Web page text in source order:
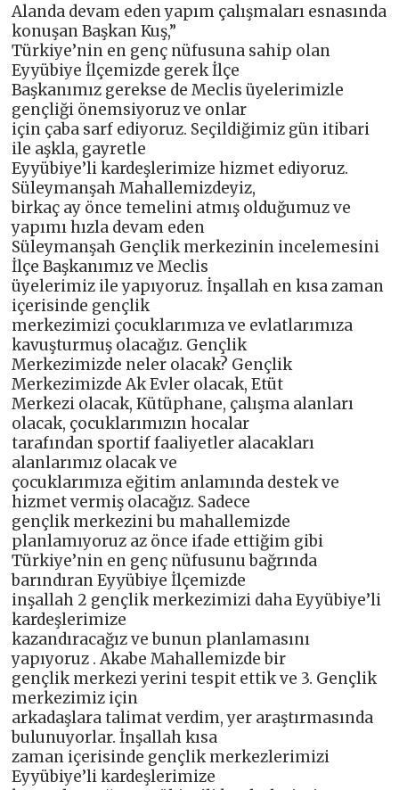
Alanda devam eden yapım çalışmaları esnasında
konuşan Başkan Kuş,”
Türkiye’nin en genç nüfusuna sahip olan
Eyyübiye İlçemizde gerek İlçe
Başkanımız gerekse de Meclis üyelerimizle
gençliği önemsiyoruz ve onlar
için çaba sarf ediyoruz. Seçildiğimiz gün itibari
ile aşkla, gayretle
Eyyübiye’li kardeşlerimize hizmet ediyoruz.
Süleymanşah Mahallemizdeyiz,
birkaç ay önce temelini atmış olduğumuz ve
yapımı hızla devam eden
Süleymanşah Gençlik merkezinin incelemesini
İlçe Başkanımız ve Meclis
üyelerimiz ile yapıyoruz. İnşallah en kısa zaman
içerisinde gençlik
merkezimizi çocuklarımıza ve evlatlarımıza
kavuşturmuş olacağız. Gençlik
Merkezimizde neler olacak? Gençlik
Merkezimizde Ak Evler olacak, Etüt
Merkezi olacak, Kütüphane, çalışma alanları
olacak, çocuklarımızın hocalar
tarafından sportif faaliyetler alacakları
alanlarımız olacak ve
çocuklarımıza eğitim anlamında destek ve
hizmet vermiş olacağız. Sadece
gençlik merkezini bu mahallemizde
planlamıyoruz az önce ifade ettiğim gibi
Türkiye’nin en genç nüfusunu bağrında
barındıran Eyyübiye İlçemizde
inşallah 2 gençlik merkezimizi daha Eyyübiye’li
kardeşlerimize
kazandıracağız ve bunun planlamasını
yapıyoruz . Akabe Mahallemizde bir
gençlik merkezi yerini tespit ettik ve 3. Gençlik
merkezimiz için
arkadaşlara talimat verdim, yer araştırmasında
bulunuyorlar. İnşallah kısa
zaman içerisinde gençlik merkezlerimizi
Eyyübiye’li kardeşlerimize